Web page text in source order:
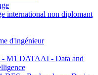
international non diplomant
d'ingénieur
M1 DATAAI - Data and